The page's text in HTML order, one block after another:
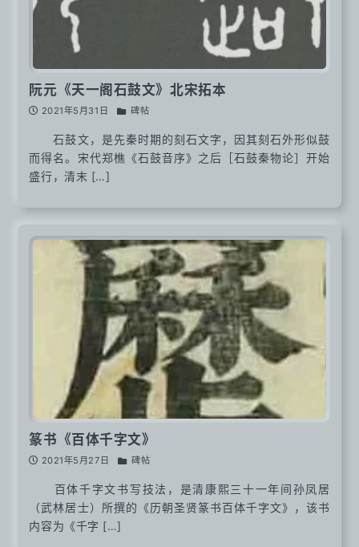
阮元《天一阁石鼓文》北宋拓本
2021年5月31日 碑帖
石鼓文，是先秦时期的刻石文字，因其刻石外形似鼓
而得名。宋代郑樵《石鼓音序》之后［石鼓秦物论］开始
盛行，清末 […]
篆书《百体千字文》
2021年5月27日 碑帖
百体千字文书写技法，是清康熙三十一年间孙凤居
（武林居士）所撰的《历朝圣贤篆书百体千字文》，该书
内容为《千字 […]